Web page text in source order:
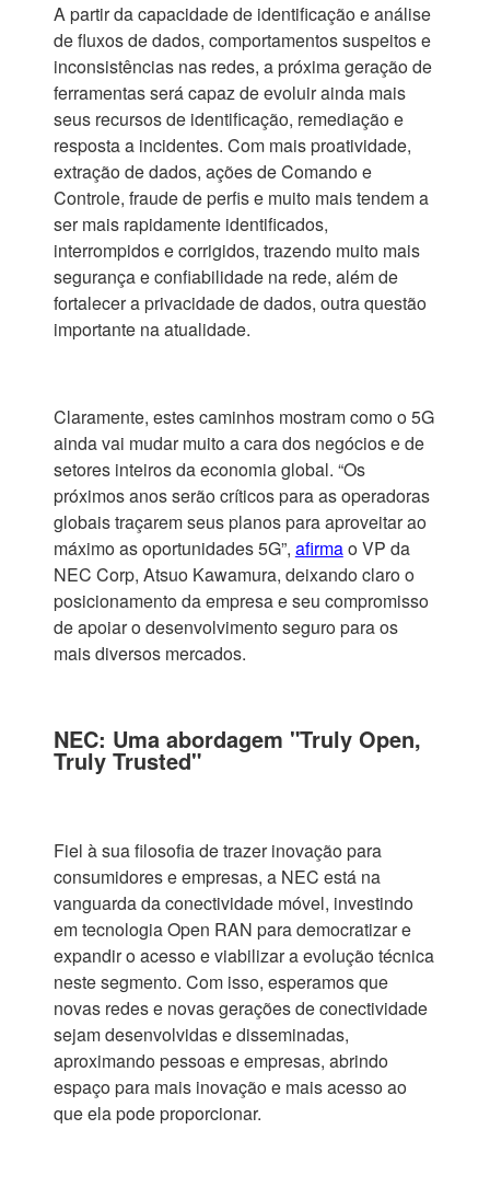
A partir da capacidade de identificação e análise
de fluxos de dados, comportamentos suspeitos e
inconsistências nas redes, a próxima geração de
ferramentas será capaz de evoluir ainda mais
seus recursos de identificação, remediação e
resposta a incidentes. Com mais proatividade,
extração de dados, ações de Comando e
Controle, fraude de perfis e muito mais tendem a
ser mais rapidamente identificados,
interrompidos e corrigidos, trazendo muito mais
segurança e confiabilidade na rede, além de
fortalecer a privacidade de dados, outra questão
importante na atualidade.
Claramente, estes caminhos mostram como o 5G
ainda vai mudar muito a cara dos negócios e de
setores inteiros da economia global. “Os
próximos anos serão críticos para as operadoras
globais traçarem seus planos para aproveitar ao
máximo as oportunidades 5G”, afirmao VP da
NEC Corp, Atsuo Kawamura, deixando claro o
posicionamento da empresa e seu compromisso
de apoiar o desenvolvimento seguro para os
mais diversos mercados.
NEC: Uma abordagem "Truly Open,
Truly Trusted"
Fiel à sua filosofia de trazer inovação para
consumidores e empresas, a NEC está na
vanguarda da conectividade móvel, investindo
em tecnologia Open RAN para democratizar e
expandir o acesso e viabilizar a evolução técnica
neste segmento. Com isso, esperamos que
novas redes e novas gerações de conectividade
sejam desenvolvidas e disseminadas,
aproximando pessoas e empresas, abrindo
espaço para mais inovação e mais acesso ao
que ela pode proporcionar.